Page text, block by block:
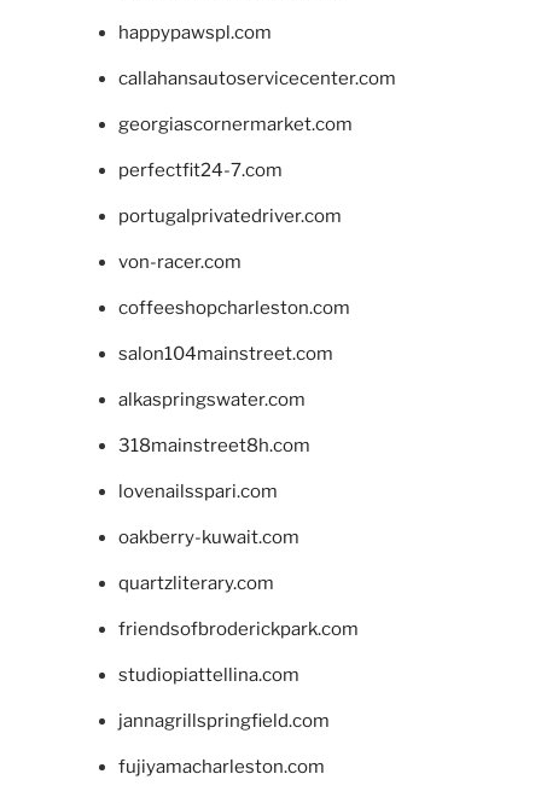
happypawspl.com
callahansautoservicecenter.com
georgiascornermarket.com
perfectfit24-7.com
portugalprivatedriver.com
von-racer.com
coffeeshopcharleston.com
salon104mainstreet.com
alkaspringswater.com
318mainstreet8h.com
lovenailsspari.com
oakberry-kuwait.com
quartzliterary.com
friendsofbroderickpark.com
studiopiattellina.com
jannagrillspringfield.com
fujiyamacharleston.com